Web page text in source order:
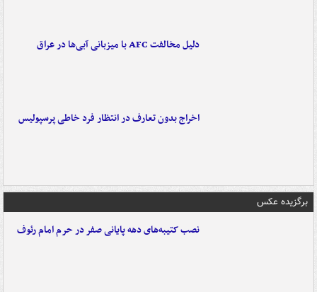
دلیل مخالفت AFC با میزبانی آبی‌ها در عراق
اخراج بدون تعارف در انتظار فرد خاطی پرسپولیس
برگزیده عکس
نصب کتیبه‌های دهه پایانی صفر در حرم امام رئوف